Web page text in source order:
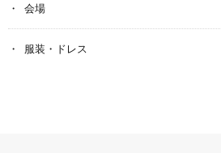
会場
服装・ドレス